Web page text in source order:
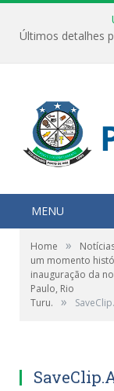
MENU
Home »
um momento
inauguração da
Paulo, Rio
Turu.
»